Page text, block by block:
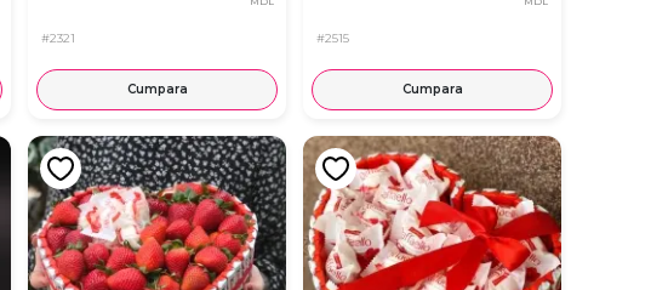
#2321
Cumpara
#2515
Cumpara